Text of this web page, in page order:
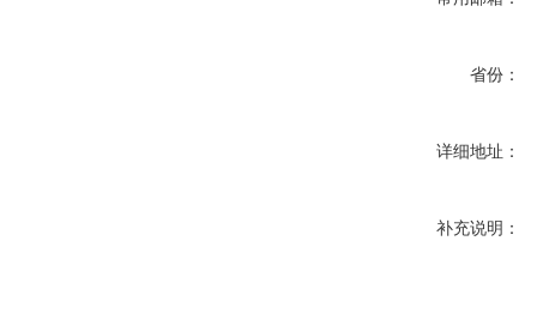
省份：
详细地址：
补充说明：